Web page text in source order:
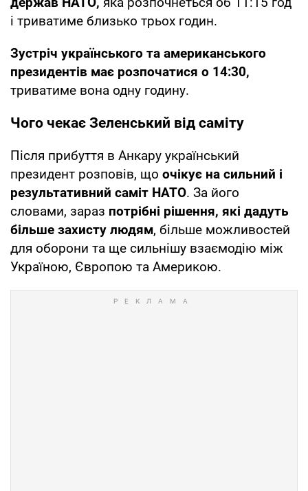
і триватиме близько трьох годин.
Зустріч українського та американського
президентів має розпочатися о 14:30,
триватиме вона одну годину.
Чого чекає Зеленський від саміту
Після прибуття в Анкару український
президент розповів, що очікує на сильний і
результативний саміт НАТО. За його
словами, зараз потрібні рішення, які дадуть
більше захисту людям, більше можливостей
для оборони та ще сильнішу взаємодію між
Україною, Європою та Америкою.